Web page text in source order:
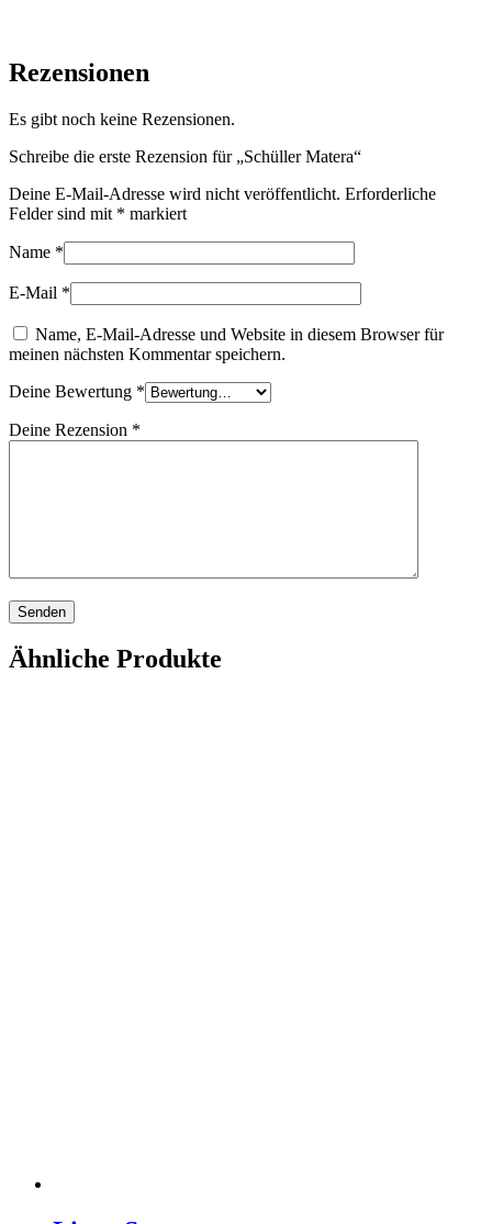
Rezensionen
Es gibt noch keine Rezensionen.
Schreibe die erste Rezension für „Schüller Matera“
Deine E-Mail-Adresse wird nicht veröffentlicht. Erforderliche
Felder sind mit * markiert
Name *
E-Mail *
Name, E-Mail-Adresse und Website in diesem Browser für
meinen nächsten Kommentar speichern.
Deine Bewertung *
Deine Rezension *
Ähnliche Produkte